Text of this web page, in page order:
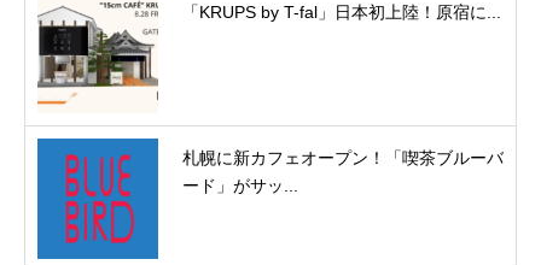
「KRUPS by T-fal」日本初上陸！原宿に...
札幌に新カフェオープン！「喫茶ブルーバ
ード」がサッ...